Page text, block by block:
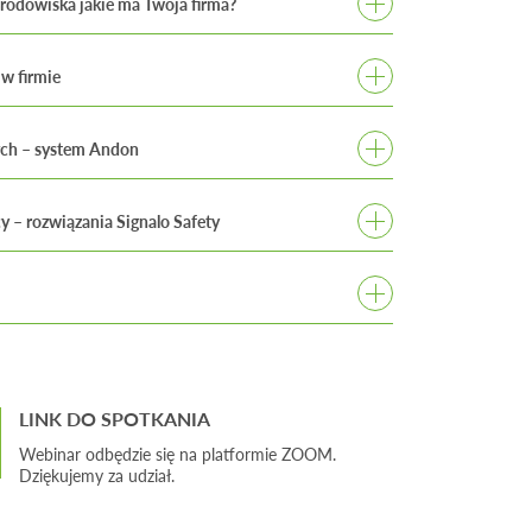
substancji niebezpiecznych.
firmie
– system Andon
– rozwiązania Signalo Safety
LINK DO SPOTKANIA
Webinar odbędzie się na platformie ZOOM.
Dziękujemy za udział.